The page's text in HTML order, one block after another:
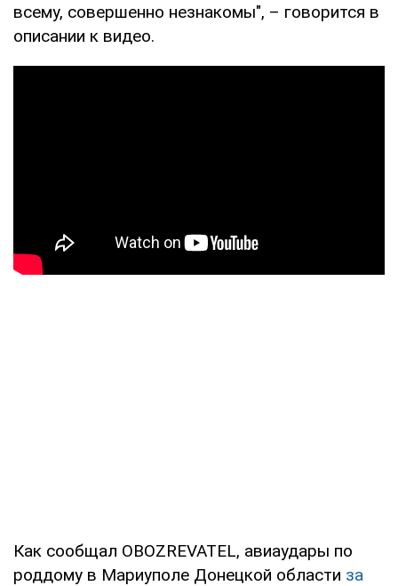
всему, совершенно незнакомы", – говорится в
описании к видео.
Как сообщал OBOZREVATEL, авиаудары по
роддому в Мариуполе Донецкой области за